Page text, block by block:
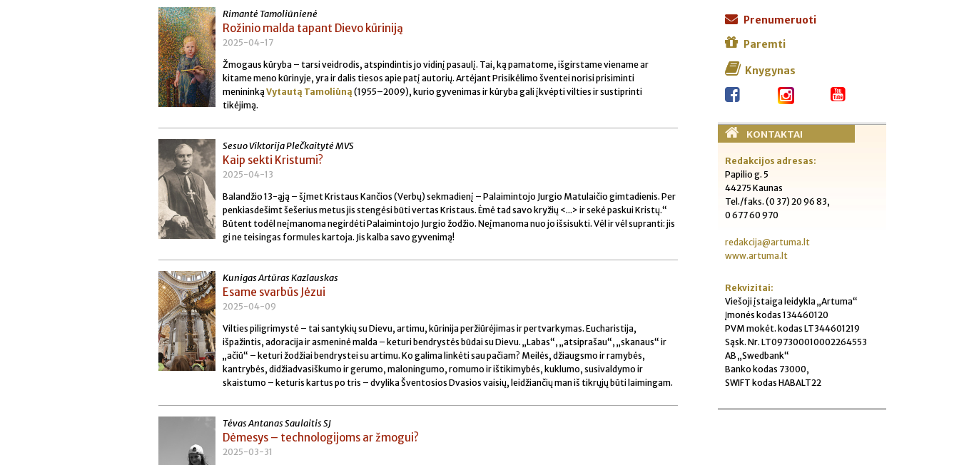
Rimantė Tamoliūnienė
Rožinio malda tapant Dievo kūriniją
2025-04-17
Žmogaus kūryba – tarsi veidrodis, atspindintis jo vidinį pasaulį. Tai, ką pamatome, išgirstame viename ar
kitame meno kūrinyje, yra ir dalis tiesos apie patį autorių. Artėjant Prisikėlimo šventei norisi prisiminti
menininką Vytautą Tamoliūną (1955–2009), kurio gyvenimas ir kūryba gali įkvėpti vilties ir sustiprinti
tikėjimą.
Sesuo Viktorija Plečkaitytė MVS
Kaip sekti Kristumi?
2025-04-13
Balandžio 13-ąją – šįmet Kristaus Kančios (Verbų) sekmadienį – Palaimintojo Jurgio Matulaičio gimtadienis. Per
penkiasdešimt šešerius metus jis stengėsi būti vertas Kristaus. Ėmė tad savo kryžių <...> ir sekė paskui Kristų.“
Būtent todėl neįmanoma negirdėti Palaimintojo Jurgio žodžio. Neįmanoma nuo jo išsisukti. Vėl ir vėl supranti: jis
gi ne teisingas formules kartoja. Jis kalba savo gyvenimą!
Kunigas Artūras Kazlauskas
Esame svarbūs Jėzui
2025-04-09
Vilties piligrimystė – tai santykių su Dievu, artimu, kūrinija peržiūrėjimas ir pertvarkymas. Eucharistija,
išpažintis, adoracija ir asmeninė malda – keturi bendrystės būdai su Dievu. „Labas“, „atsiprašau“, „skanaus“ ir
„ačiū“ – keturi žodžiai bendrystei su artimu. Ko galima linkėti sau pačiam? Meilės, džiaugsmo ir ramybės,
kantrybės, didžiadvasiškumo ir gerumo, maloningumo, romumo ir ištikimybės, kuklumo, susivaldymo ir
skaistumo – keturis kartus po tris – dvylika Šventosios Dvasios vaisių, leidžiančių man iš tikrųjų būti laimingam.
Tėvas Antanas Saulaitis SJ
Dėmesys – technologijoms ar žmogui?
2025-03-31
Prenumeruoti
Paremti
Knygynas
KONTAKTAI
Redakcijos adresas:
Papilio g. 5
44275 Kaunas
Tel./faks. (0 37) 20 96 83,
0 677 60 970
redakcija@artuma.lt
www.artuma.lt
Rekvizitai:
Viešoji įstaiga leidykla „Artuma“
Įmonės kodas 134460120
PVM mokėt. kodas LT344601219
Sąsk. Nr. LT097300010002264553
AB „Swedbank“
Banko kodas 73000,
SWIFT kodas HABALT22